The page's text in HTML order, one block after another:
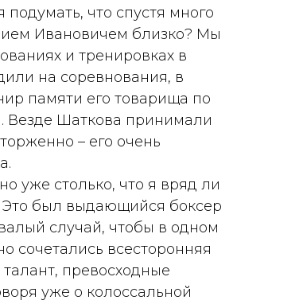
что спустя много
Ивановичем близко? Мы
и тренировках в
на соревнования, в
памяти его товарища по
Везде Шаткова принимали
– его очень
уже столько, что я вряд ли
Это был выдающийся боксер
случай, чтобы в одном
сочетались всесторонняя
превосходные
уже о колоссальной